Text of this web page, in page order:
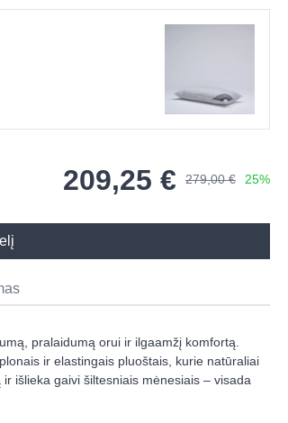
209,25 € 279,00 € 25%
pralaidumą orui ir ilgaamžį komfortą.
ir elastingais pluoštais, kurie natūraliai
išlieka gaivi šiltesniais mėnesiais – visada